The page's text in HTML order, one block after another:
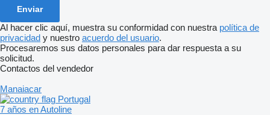
Al hacer clic aquí, muestra su conformidad con nuestra política de
privacidad y nuestro acuerdo del usuario.
Procesaremos sus datos personales para dar respuesta a su
solicitud.
Contactos del vendedor
Manaiacar
Portugal
7 años en Autoline